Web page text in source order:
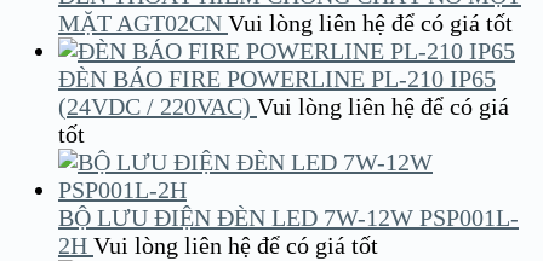
MẶT AGT02CN Vui lòng liên hệ để có giá tốt
ĐÈN BÁO FIRE POWERLINE PL-210 IP65
(24VDC / 220VAC) Vui lòng liên hệ để có giá
tốt
BỘ LƯU ĐIỆN ĐÈN LED 7W-12W PSP001L-
2H Vui lòng liên hệ để có giá tốt